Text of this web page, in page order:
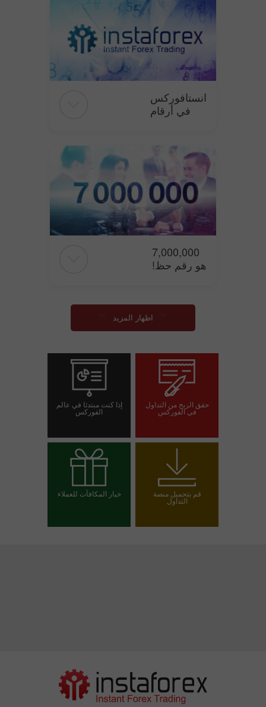
انستافوركس
في أرقام
7,000,000
هو رقم حظ!
اظهار المزيد
حقق الربح من التداول
في الفوركس
إذا كنت مبتدئا في عالم
الفوركس
افتح حسابا تجريبيا
قم بتحميل منصة
التداول
خيار المكافآت للعملاء